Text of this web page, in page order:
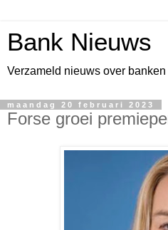
Bank Nieuws
Verzameld nieuws over
maandag 20 februari 2023
Forse groei